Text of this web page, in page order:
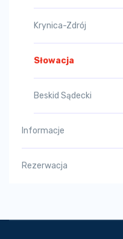
Krynica-Zdrój
Słowacja
Beskid Sądecki
Informacje
Rezerwacja